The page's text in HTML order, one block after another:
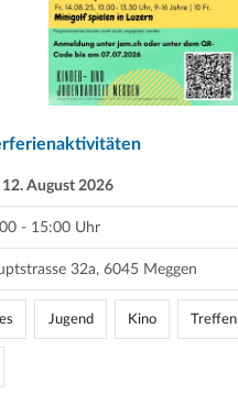
12. August 2026
- 15:00 Uhr
32a, 6045 Meggen
Jugend Kino Treffen